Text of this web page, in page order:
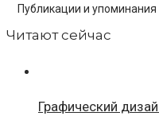
Публикации и упоминания
Читают сейчас
Графический